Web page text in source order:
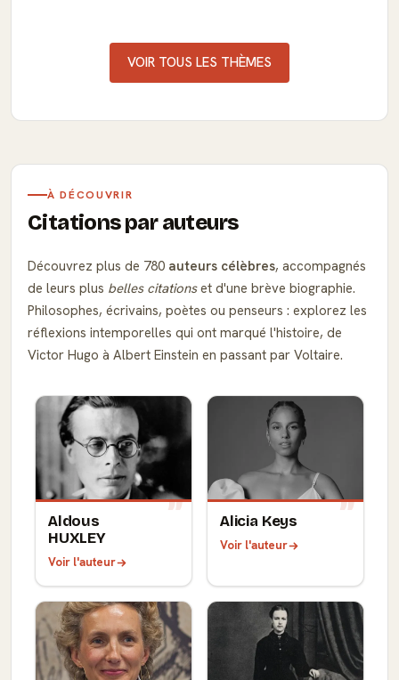
VOIR TOUS LES THÈMES
À DÉCOUVRIR
Citations par auteurs
Découvrez plus de 780 auteurs célèbres, accompagnés
de leurs plus belles citationset d'une brève biographie.
Philosophes, écrivains, poètes ou penseurs : explorez les
réflexions intemporelles qui ont marqué l'histoire, de
Victor Hugo à Albert Einstein en passant par Voltaire.
Aldous
HUXLEY
Voir l'auteur
Alicia Keys
Voir l'auteur